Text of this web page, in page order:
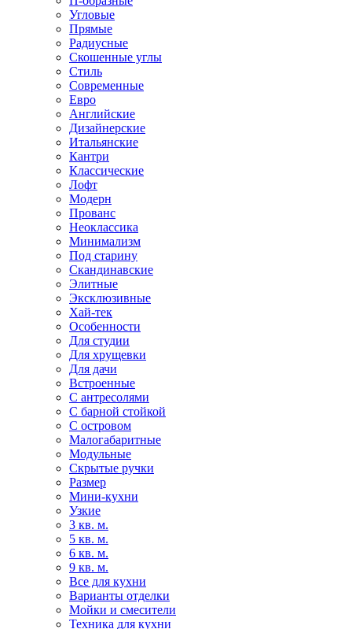
Угловые
Прямые
Радиусные
Скошенные углы
Стиль
Современные
Евро
Английские
Дизайнерские
Итальянские
Кантри
Классические
Лофт
Модерн
Прованс
Неоклассика
Минимализм
Под старину
Скандинавские
Элитные
Эксклюзивные
Хай-тек
Особенности
Для студии
Для хрущевки
Для дачи
Встроенные
С антресолями
С барной стойкой
С островом
Малогабаритные
Модульные
Скрытые ручки
Размер
Мини-кухни
Узкие
3 кв. м.
5 кв. м.
6 кв. м.
9 кв. м.
Все для кухни
Варианты отделки
Мойки и смесители
Техника для кухни